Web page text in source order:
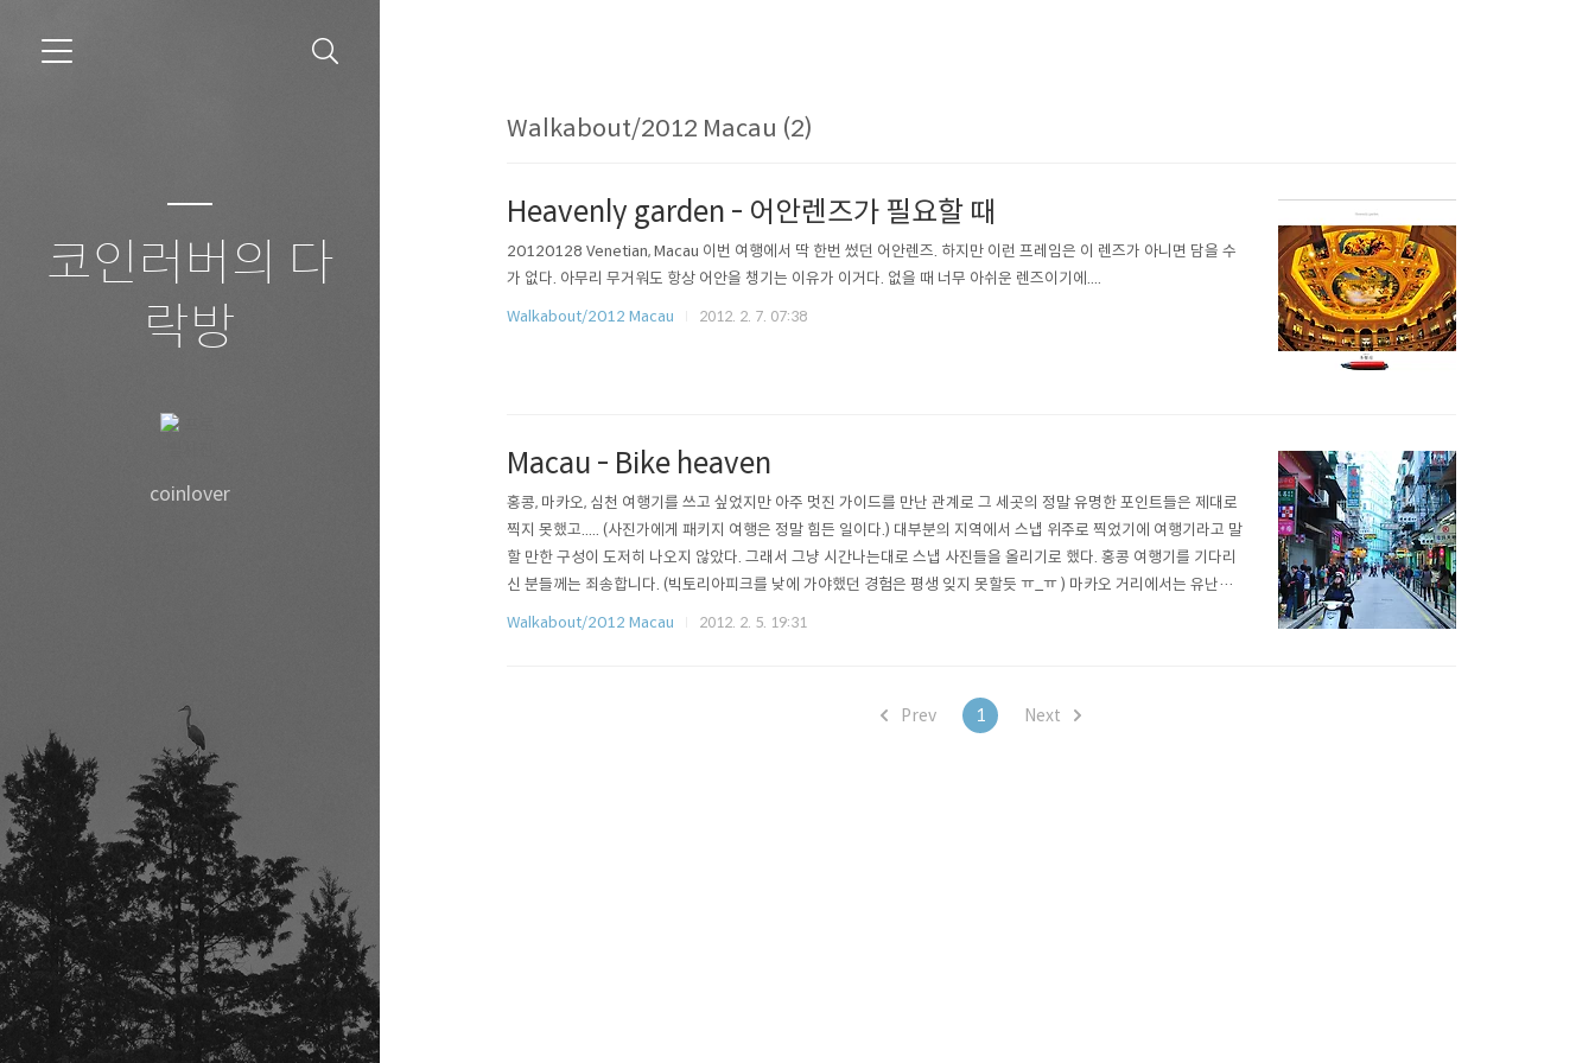
코인러버의 다
락방
coinlover
Walkabout/2012 Macau (2)
Heavenly garden - 어안렌즈가 필요할 때
20120128 Venetian, Macau 이번 여행에서 딱 한번 썼던 어안렌즈. 하지만 이런 프레임은 이 렌즈가 아니면 담을 수
가 없다. 아무리 무거워도 항상 어안을 챙기는 이유가 이거다. 없을 때 너무 아쉬운 렌즈이기에....
Walkabout/2012 Macau
2012. 2. 7. 07:38
Macau - Bike heaven
홍콩, 마카오, 심천 여행기를 쓰고 싶었지만 아주 멋진 가이드를 만난 관계로 그 세곳의 정말 유명한 포인트들은 제대로
찍지 못했고..... (사진가에게 패키지 여행은 정말 힘든 일이다.) 대부분의 지역에서 스냅 위주로 찍었기에 여행기라고 말
할 만한 구성이 도저히 나오지 않았다. 그래서 그냥 시간나는대로 스냅 사진들을 올리기로 했다. 홍콩 여행기를 기다리
신 분들께는 죄송합니다. (빅토리아피크를 낮에 가야했던 경험은 평생 잊지 못할듯 ㅠ_ㅠ ) 마카오 거리에서는 유난히
오토바이를 많이 볼 수 있었는데 골목길이 많고 길이 좁아 마카오에서 가장 선호하는 교통수단이라고 한다.(가이드의
Walkabout/2012 Macau 2012. 2. 5. 19:31
Prev 1 Next